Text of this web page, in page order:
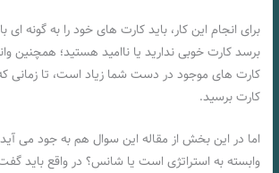
برای انجام این کار، باید کارت‌ های خود را به گونه ‌ای
برسد کارت خوبی ندارید یا ناامید هستید؛ همچنین
کارت های موجود در دست شما زیاد است، تا زمانی که
کارت برسید.